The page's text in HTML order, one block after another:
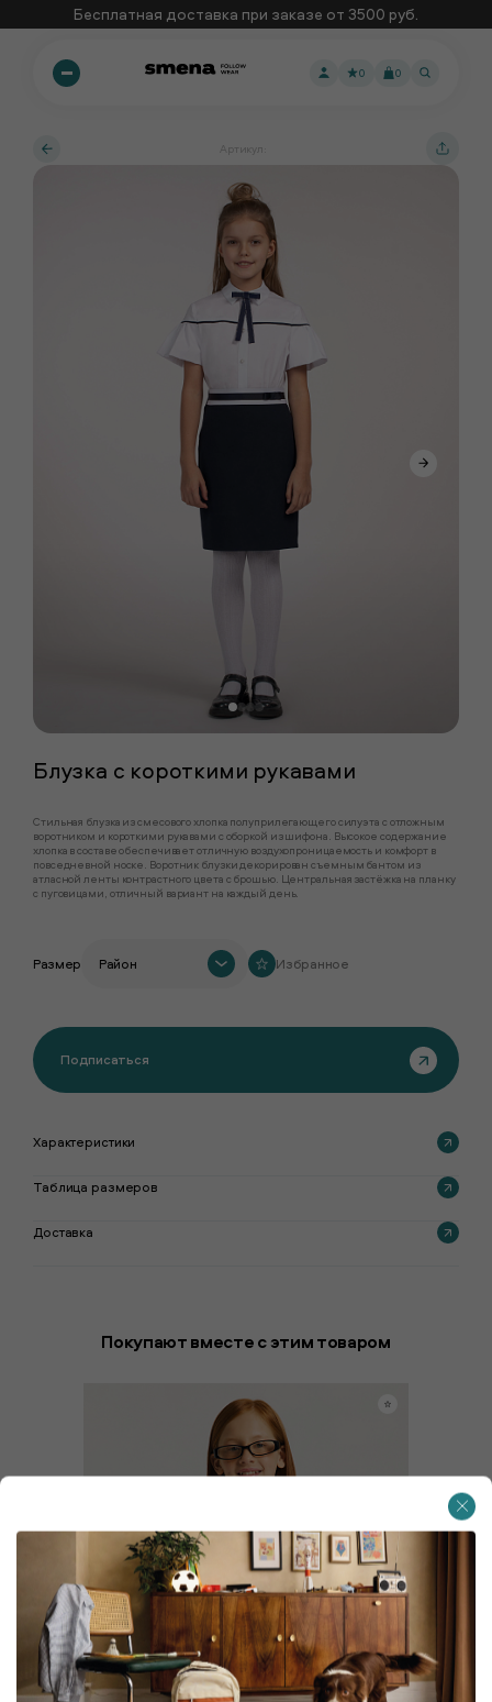
Бесплатная доставка при заказе от 3500 руб.
0
0
Артикул:
Блузка с короткими рукавами
Стильная блузка из смесового хлопка полуприлегающего силуэта с отложным
воротником и короткими рукавами с оборкой из шифона. Высокое содержание
хлопка в составе обеспечивает отличную воздухопроницаемость и комфорт в
повседневной носке. Воротник блузки декорирован съемным бантом из
атласной ленты контрастного цвета с брошью. Центральная застёжка на планку
с пуговицами, отличный вариант на каждый день.
Размер Район
Подписаться
Избранное
Характеристики
Таблица размеров
Доставка
Покупают вместе с этим товаром